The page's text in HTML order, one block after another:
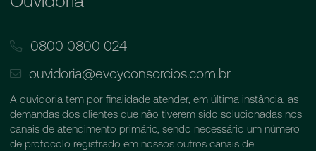
0800 0800 024
ouvidoria@evoyconsorcios.com.br
A ouvidoria tem por finalidade atender, em última instância, as
demandas dos clientes que não tiverem sido solucionadas nos
canais de atendimento primário, sendo necessário um número
de protocolo registrado em nossos outros canais de